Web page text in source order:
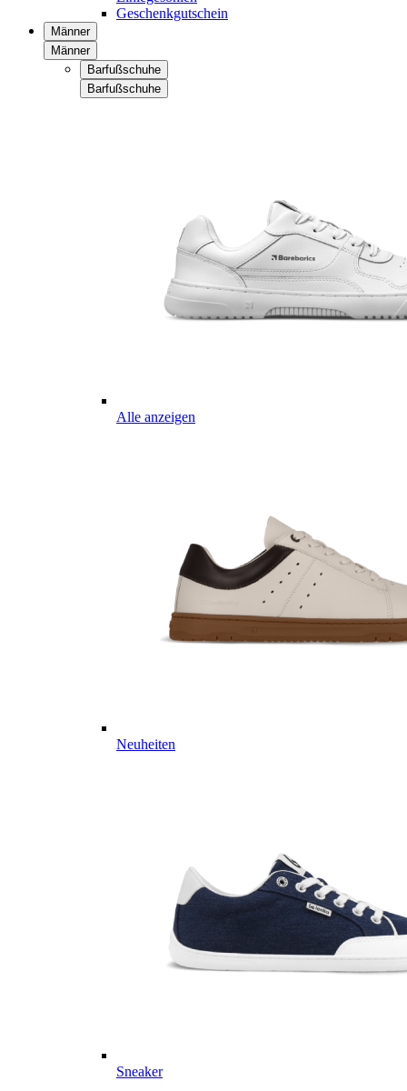
Geschenkgutschein
Männer
Männer
Barfußschuhe
Barfußschuhe
Alle anzeigen
Neuheiten
Sneaker